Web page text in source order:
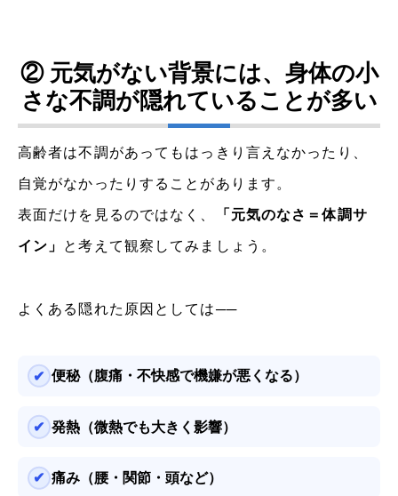
② 元気がない背景には、身体の小
さな不調が隠れていることが多い
高齢者は不調があってもはっきり言えなかったり、
自覚がなかったりすることがあります。
表面だけを見るのではなく、 「元気のなさ＝体調サ
イン」 と考えて観察してみましょう。
よくある隠れた原因としては──
便秘（腹痛・不快感で機嫌が悪くなる）
発熱（微熱でも大きく影響）
痛み（腰・関節・頭など）